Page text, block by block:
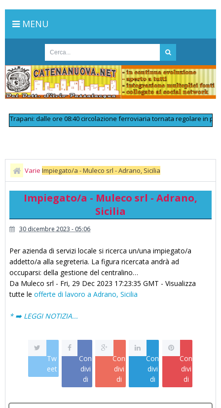
MENU
dalle ore 08:40 circolazione ferroviaria tornata regolare in
Varie Impiegato/a - Muleco srl - Adrano, Sicilia
Impiegato/a - Muleco srl - Adrano,
Sicilia
30 dicembre 2023 - 05:06
Per azienda di servizi locale si ricerca un/una impiegato/a
addetto/a alla segreteria. La figura ricercata andrà ad
occuparsi: della gestione del centralino…
Da Muleco srl - Fri, 29 Dec 2023 17:23:35 GMT - Visualizza
tutte le offerte di lavoro a Adrano, Sicilia
* ➡️ LEGGI NOTIZIA...
Tw
eet
Con
divi
di
Con
divi
di
Con
divi
di
Con
divi
di